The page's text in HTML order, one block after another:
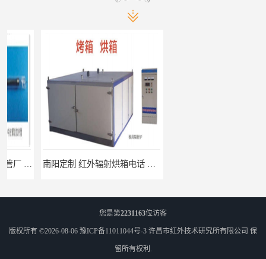
南阳定制 红外辐射烘箱电话 安装便捷 安阳红外辐射烘箱规格 实用性强
您是第2231163位访客
版权所有 ©2026-08-06 豫ICP备11011044号-3 许昌市红外技术研究所有限公司 保
留所有权利.